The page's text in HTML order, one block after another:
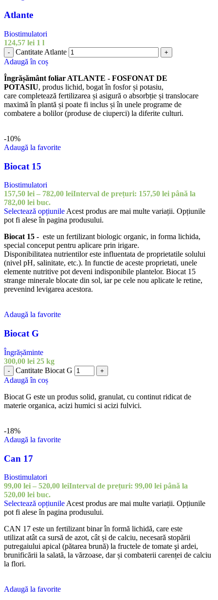
Atlante
Biostimulatori
124,57 lei 1 l
- Cantitate Atlante +
Adaugă în coș
Îngrășământ foliar ATLANTE - FOSFONAT DE
POTASIU, produs lichid, bogat în fosfor și potasiu,
care completează fertilizarea și asigură o absorbție și translocare
maximă în plantă și poate fi inclus și în unele programe de
combatere a bolilor (produse de ciuperci) la diferite culturi.
-10%
Adaugă la favorite
Biocat 15
Biostimulatori
157,50 lei – 782,00 leiInterval de prețuri: 157,50 lei până la
782,00 lei buc.
Selectează opțiunileAcest produs are mai multe variații. Opțiunile
pot fi alese în pagina produsului.
Biocat 15 - este un fertilizant biologic organic, in forma lichida,
special conceput pentru aplicare prin irigare.
Disponibilitatea nutrientilor este influentata de proprietatile solului
(nivel pH, salinitate, etc.). In functie de aceste proprietati, unele
elemente nutritive pot deveni indisponibile plantelor. Biocat 15
strange minerale blocate din sol, iar pe cele nou aplicate le retine,
prevenind levigarea acestora.
Adaugă la favorite
Biocat G
Îngrășăminte
300,00 lei 25 kg
- Cantitate Biocat G +
Adaugă în coș
Biocat G este un produs solid, granulat, cu continut ridicat de
materie organica, acizi humici si acizi fulvici.
-18%
Adaugă la favorite
Can 17
Biostimulatori
99,00 lei – 520,00 leiInterval de prețuri: 99,00 lei până la
520,00 lei buc.
Selectează opțiunile Acest produs are mai multe variații. Opțiunile
pot fi alese în pagina produsului.
CAN 17 este un fertilizant binar în formă lichidă, care este
utilizat atât ca sursă de azot, cât și de calciu, necesară stopării
putregaiului apical (pătarea brună) la fructele de tomate şi ardei,
brunificării la salată, la vărzoase, dar și combaterii carenței de calciu
la flori.
Adaugă la favorite